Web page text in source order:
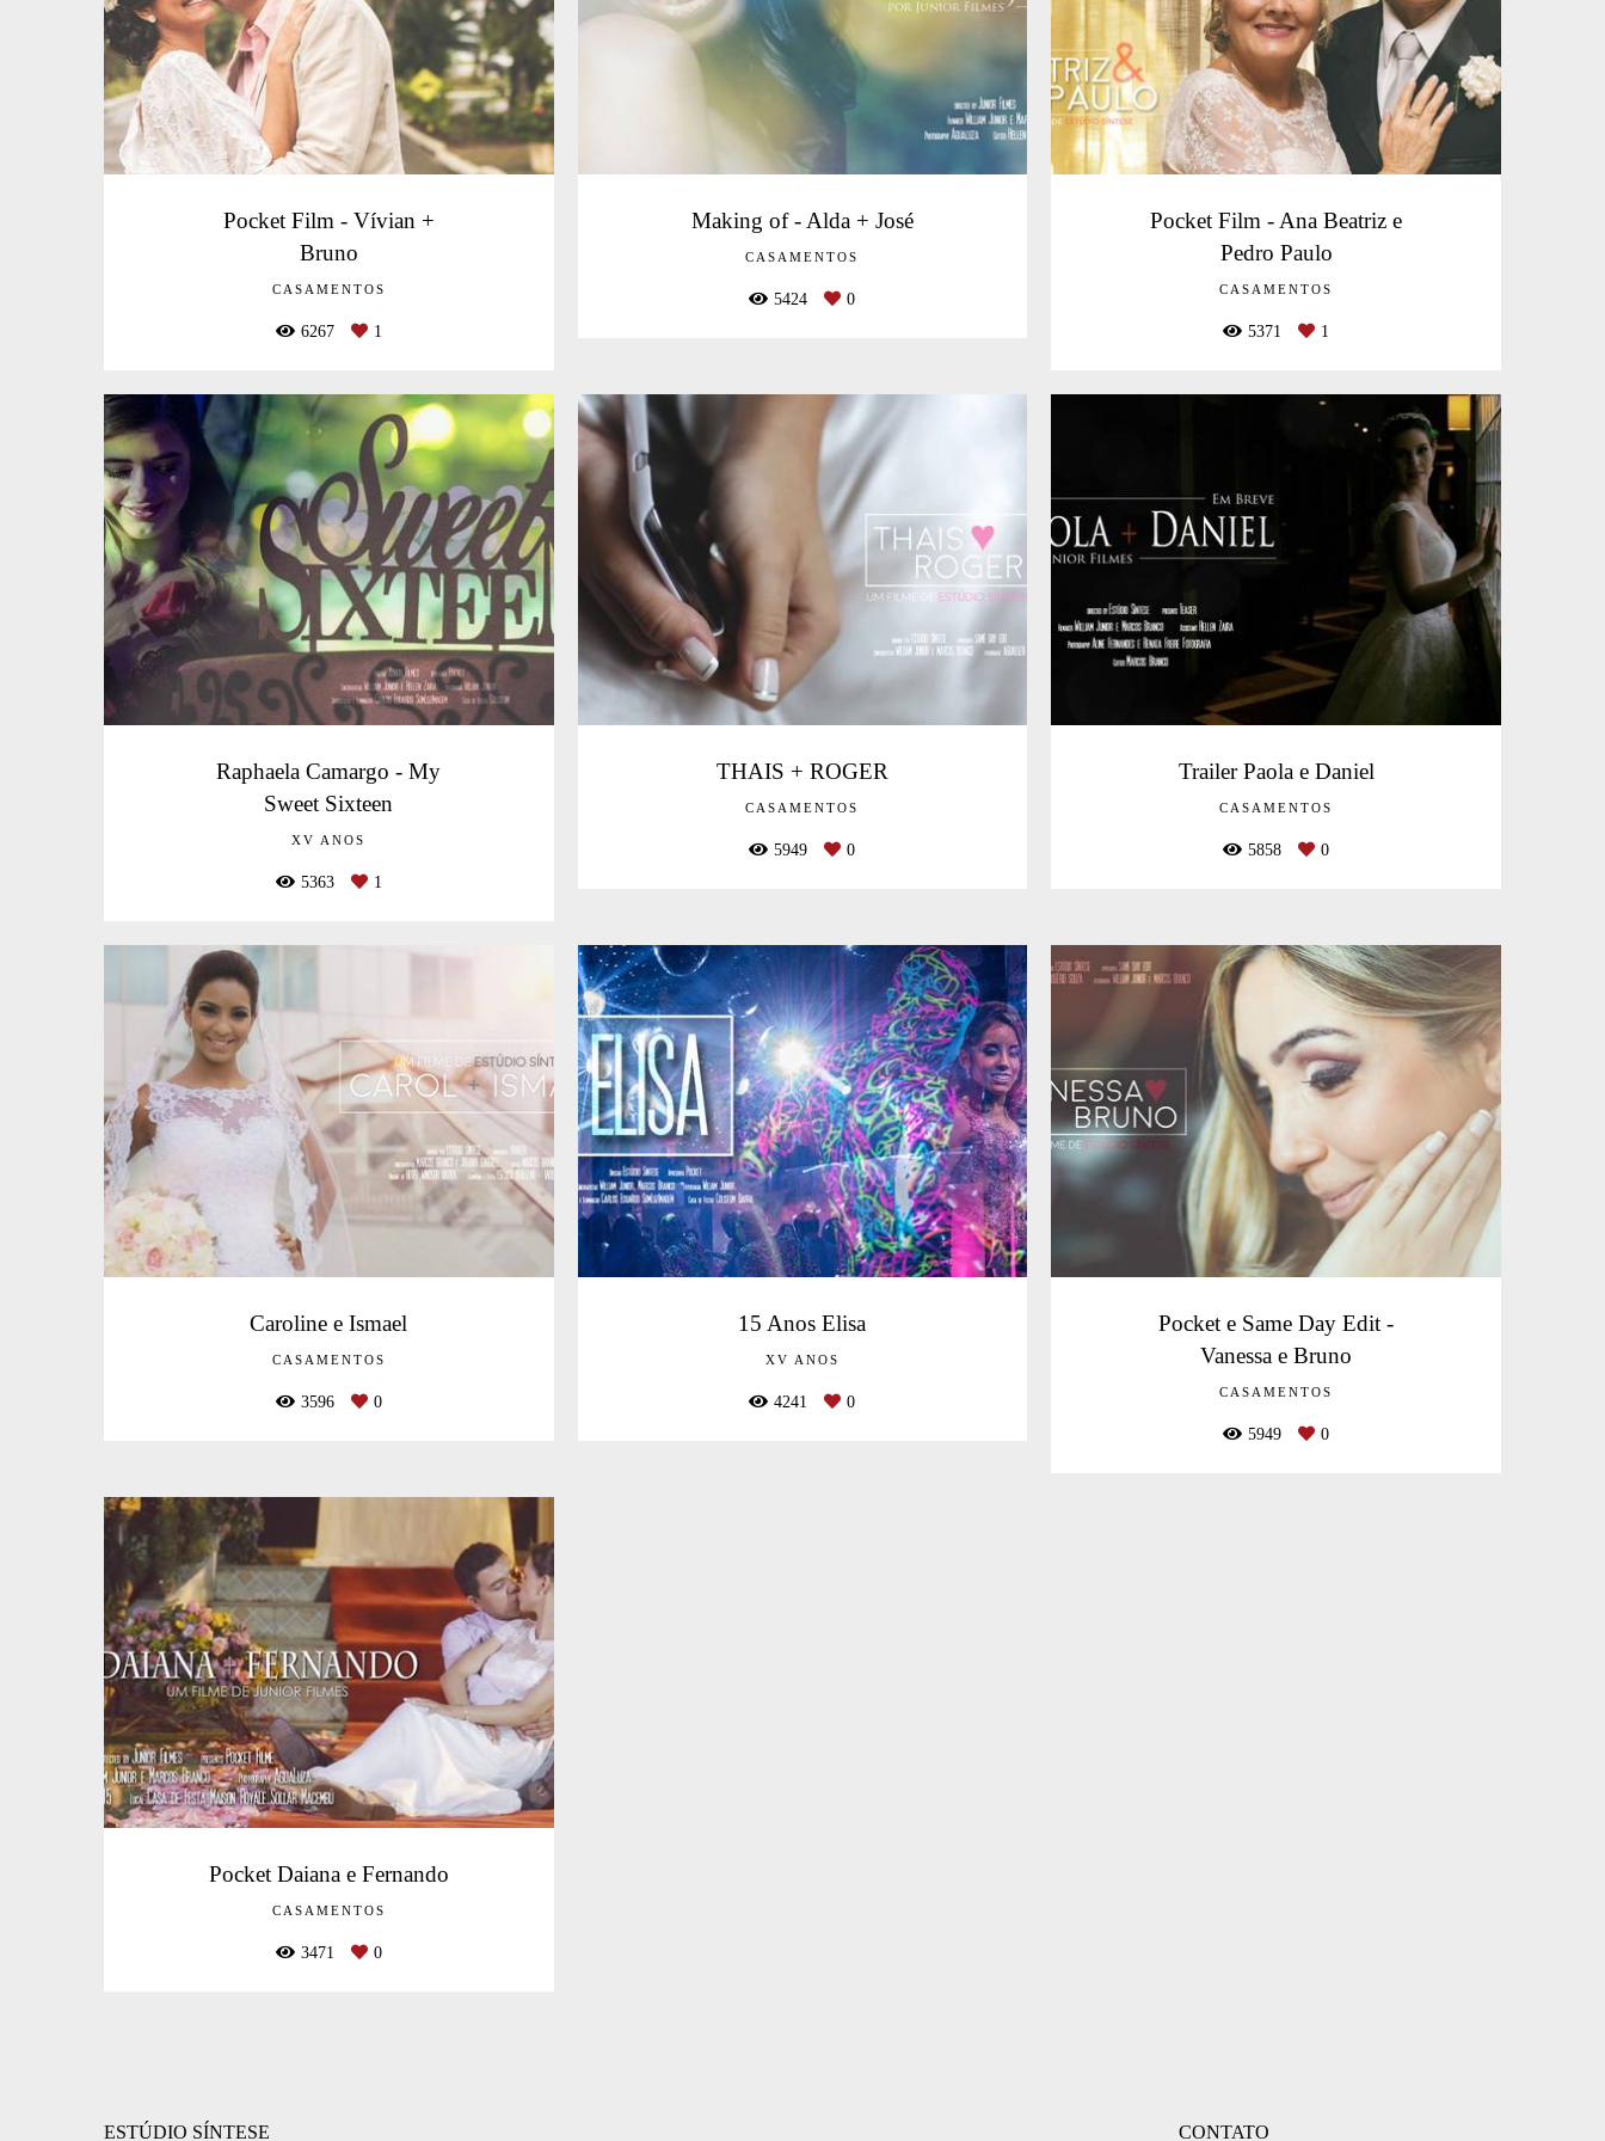
Pocket Film - Vívian +
Bruno
CASAMENTOS
6267 1
Making of - Alda + José
CASAMENTOS
5424 0
Pocket Film - Ana Beatriz e
Pedro Paulo
CASAMENTOS
5371 1
Raphaela Camargo - My
Sweet Sixteen
XV ANOS
5363 1
THAIS + ROGER
CASAMENTOS
5949 0
Trailer Paola e Daniel
CASAMENTOS
5858 0
Caroline e Ismael
CASAMENTOS
3596 0
15 Anos Elisa
XV ANOS
4241 0
Pocket e Same Day Edit -
Vanessa e Bruno
CASAMENTOS
5949 0
Pocket Daiana e Fernando
CASAMENTOS
3471 0
ESTÚDIO SÍNTESE CONTATO